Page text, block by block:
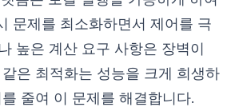
문제를 최소화하면서 제어를 극
높은 계산 요구 사항은 장벽이
은 최적화는 성능을 크게 희생하
줄여 이 문제를 해결합니다.